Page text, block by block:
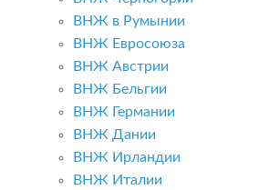
ВНЖ в Румынии
ВНЖ Евросоюза
ВНЖ Австрии
ВНЖ Бельгии
ВНЖ Германии
ВНЖ Дании
ВНЖ Ирландии
ВНЖ Италии